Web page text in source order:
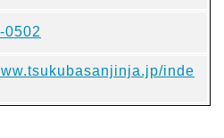
0502
inde